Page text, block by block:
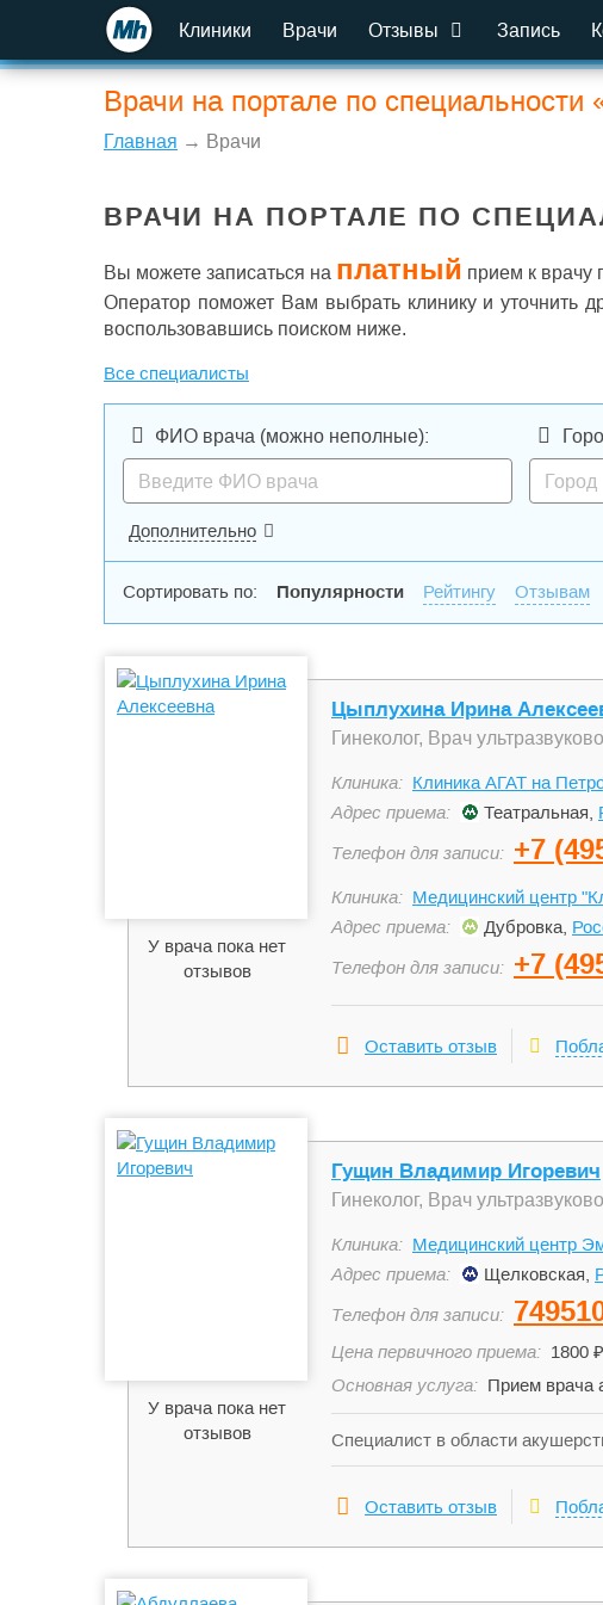
Клиники Врачи Отзывы Запись
Врачи на портале по специальности
Главная → Врачи
ВРАЧИ НА ПОРТАЛЕ ПО
Вы можете записаться на платный прием к врачу
Оператор поможет Вам выбрать клинику и уточнить
воспользовавшись поиском ниже.
Все специалисты
ФИО врача (можно неполные):
Дополнительно
Сортировать по: Популярности Рейтингу Отзывам
У врача пока нет
отзывов
Цыплухина Ирина
Гинеколог, Врач
Клиника: Клиника АГАТ на
Адрес приема:
Театральная,
Телефон для записи: +7
Клиника: Медицинский центр
Адрес приема:
Дубровка,
Телефон для записи: +7
Оставить отзыв
У врача пока нет
отзывов
Гущин Владимир Игоревич
Гинеколог, Врач
Клиника: Медицинский центр
Адрес приема:
Щелковская,
Телефон для записи:
Цена первичного приема: 1800 ₽
Основная услуга: Прием врача
Специалист в области
Оставить отзыв